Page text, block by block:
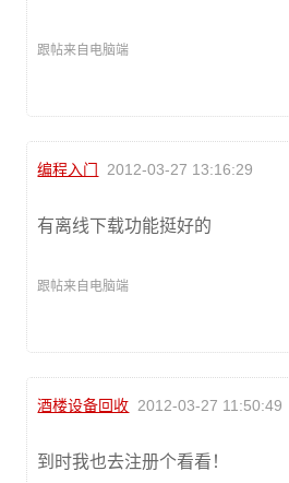
跟帖来自电脑端
编程入门 2012-03-27 13:16:29
有离线下载功能挺好的
跟帖来自电脑端
酒楼设备回收 2012-03-27 11:50:49
到时我也去注册个看看！